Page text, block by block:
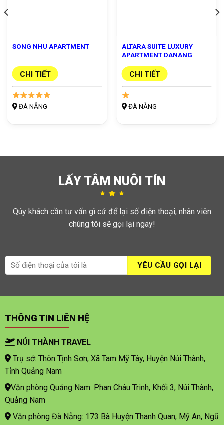
SONG NHU APARTMENT
CHI TIẾT
ĐÀ NẴNG
ALTARA SUITE LUXURY
APARTMENT DANANG
CHI TIẾT
ĐÀ NẴNG
LẤY TÂM NUÔI TÍN
Qúy khách cần tư vấn gì cứ để lại số điện thoại, nhân viên
chúng tôi sẽ gọi lại ngay!
THÔNG TIN LIÊN HỆ
NÚI THÀNH TRAVEL
Trụ sở: Thôn Tịnh Sơn, Xã Tam Mỹ Tây, Huyện Núi Thành,
Tỉnh Quảng Nam
Văn phòng Quảng Nam: Phan Châu Trinh, Khối 3, Núi Thành,
Quảng Nam
Văn phòng Đà Nẵng: 173 Bà Huyện Thanh Quan, Mỹ An, Ngũ